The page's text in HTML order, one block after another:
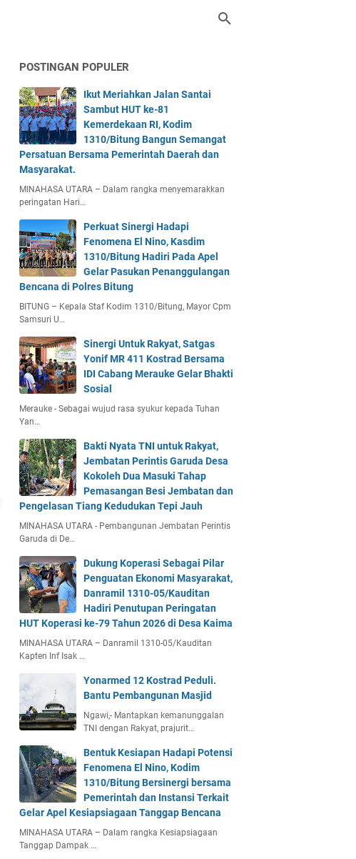
POSTINGAN POPULER
Ikut Meriahkan Jalan Santai
Sambut HUT ke-81
Kemerdekaan RI, Kodim
1310/Bitung Bangun Semangat
Persatuan Bersama Pemerintah Daerah dan
Masyarakat.
MINAHASA UTARA – Dalam rangka menyemarakkan
peringatan Hari…
Perkuat Sinergi Hadapi
Fenomena El Nino, Kasdim
1310/Bitung Hadiri Pada Apel
Gelar Pasukan Penanggulangan
Bencana di Polres Bitung
BITUNG – Kepala Staf Kodim 1310/Bitung, Mayor Cpm
Samsuri U…
Sinergi Untuk Rakyat, Satgas
Yonif MR 411 Kostrad Bersama
IDI Cabang Merauke Gelar Bhakti
Sosial
Merauke - Sebagai wujud rasa syukur kepada Tuhan
Yan…
Bakti Nyata TNI untuk Rakyat,
Jembatan Perintis Garuda Desa
Kokoleh Dua Masuki Tahap
Pemasangan Besi Jembatan dan
Pengelasan Tiang Kedudukan Tepi Jauh
MINAHASA UTARA - Pembangunan Jembatan Perintis
Garuda di De…
Dukung Koperasi Sebagai Pilar
Penguatan Ekonomi Masyarakat,
Danramil 1310-05/Kauditan
Hadiri Penutupan Peringatan
HUT Koperasi ke-79 Tahun 2026 di Desa Kaima
MINAHASA UTARA – Danramil 1310-05/Kauditan
Kapten Inf Isak …
Yonarmed 12 Kostrad Peduli.
Bantu Pembangunan Masjid
Ngawi,- Mantapkan kemanunggalan
TNI dengan Rakyat, prajurit…
Bentuk Kesiapan Hadapi Potensi
Fenomena El Nino, Kodim
1310/Bitung Bersinergi bersama
Pemerintah dan Instansi Terkait
Gelar Apel Kesiapsiagaan Tanggap Bencana
MINAHASA UTARA – Dalam rangka Kesiapsiagaan
Tanggap Dampak …